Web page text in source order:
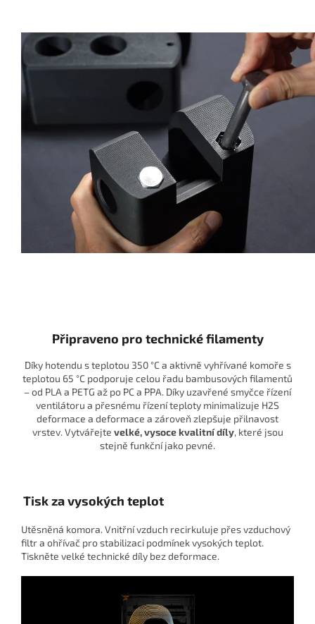
Připraveno pro technické filamenty
Díky hotendu s teplotou 350 °C a aktivně vyhřívané komoře s
teplotou 65 °C podporuje celou řadu bambusových filamentů
– od PLA a PETG až po PC a PPA. Díky uzavřené smyčce řízení
ventilátoru a přesnému řízení teploty minimalizuje H2S
deformace a deformace a zároveň zlepšuje přilnavost
vrstev. Vytvářejte velké, vysoce kvalitní díly, které jsou
stejně funkční jako pevné.
Tisk za vysokých teplot
Utěsněná komora. Vnitřní vzduch recirkuluje přes vzduchový
filtr a ohřívač pro stabilizaci podmínek vysokých teplot.
Tiskněte velké technické díly bez deformace.